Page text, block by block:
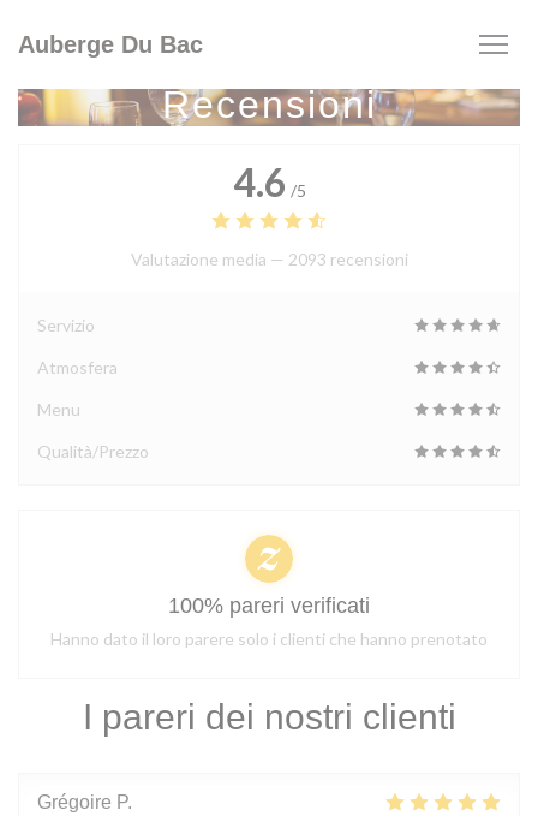
Auberge Du Bac
Recensioni
I pareri dei nostri clienti
Grégoire P
4.6 /5
Valutazione media — 2093 recensioni
Servizio
Atmosfera
Menu
Qualità/Prezzo
100% pareri verificati
Hanno dato il loro parere solo i clienti che hanno prenotato